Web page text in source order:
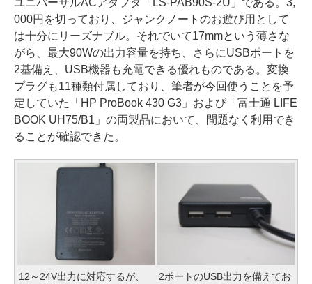
000円を切っており、ジャンクノートのお遊び用として
は十分にリーズナブル。それでいて17mmという薄さな
がら、最大90Wの出力容量を持ち、さらにUSBポートを
2基備え、USB機器も充電できる優れものである。変換
プラグも11種類付属しており、筆者が今回使うことを予
定していた「HP ProBook 430 G3」および「富士通 LIFE
BOOK UH75/B1」の両製品において、問題なく利用でき
ることが確認できた。
12～24V出力に対応するが、
2ポートのUSB出力を備えてお